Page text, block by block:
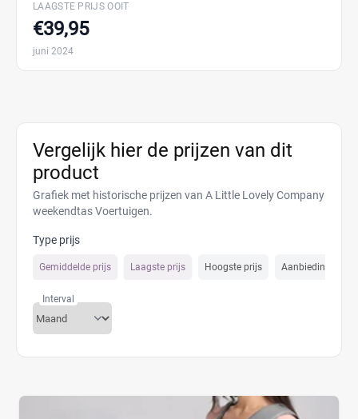
LAAGSTE PRIJS OOIT
€39,95
juni 2024
Vergelijk hier de prijzen van dit
product
Grafiek met historische prijzen van A Little Lovely Company
weekendtas Voertuigen.
Type prijs
Gemiddelde prijs Laagste prijs Hoogste prijs Aanbiedings prijs
Interval